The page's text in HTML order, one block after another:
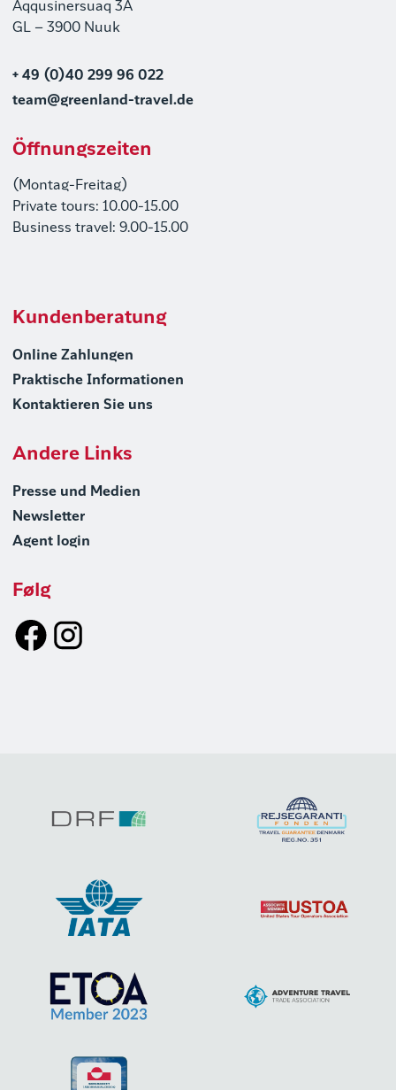
Aqqusinersuaq 3A
GL – 3900 Nuuk
+ 49 (0)40 299 96 022
team@greenland-travel.de
Öffnungszeiten
(Montag-Freitag)
Private tours: 10.00-15.00
Business travel: 9.00-15.00
Kundenberatung
Online Zahlungen
Praktische Informationen
Kontaktieren Sie uns
Andere Links
Presse und Medien
Newsletter
Agent login
Følg